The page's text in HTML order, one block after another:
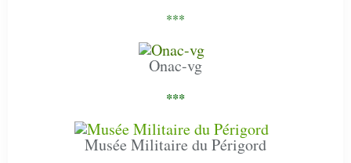
***
Onac-vg
***
Musée Militaire du Périgord